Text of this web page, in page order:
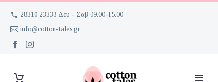
28310 23338 Δευ - Σαβ 09.00-15.00
info@cotton-tales.gr